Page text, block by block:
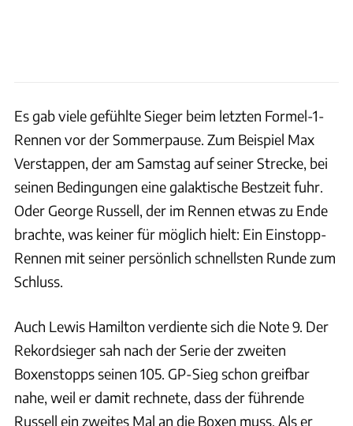
Es gab viele gefühlte Sieger beim letzten Formel-1-
Rennen vor der Sommerpause. Zum Beispiel Max
Verstappen, der am Samstag auf seiner Strecke, bei
seinen Bedingungen eine galaktische Bestzeit fuhr.
Oder George Russell, der im Rennen etwas zu Ende
brachte, was keiner für möglich hielt: Ein Einstopp-
Rennen mit seiner persönlich schnellsten Runde zum
Schluss.
Auch Lewis Hamilton verdiente sich die Note 9. Der
Rekordsieger sah nach der Serie der zweiten
Boxenstopps seinen 105. GP-Sieg schon greifbar
nahe, weil er damit rechnete, dass der führende
Russell ein zweites Mal an die Boxen muss. Als er